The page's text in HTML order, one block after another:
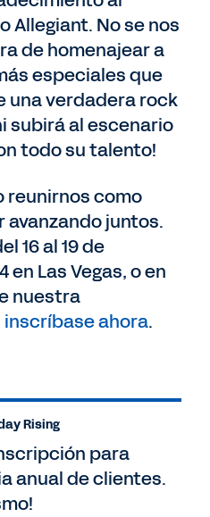
Allegiant. No se nos
de homenajear a
especiales que
una verdadera rock
subirá al escenario
todo su talento!
reunirnos como
avanzando juntos.
16 al 19 de
Las Vegas, o en
nuestra
inscríbase ahora.
Rising
para
anual de clientes.